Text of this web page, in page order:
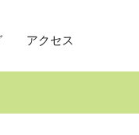
アクセス